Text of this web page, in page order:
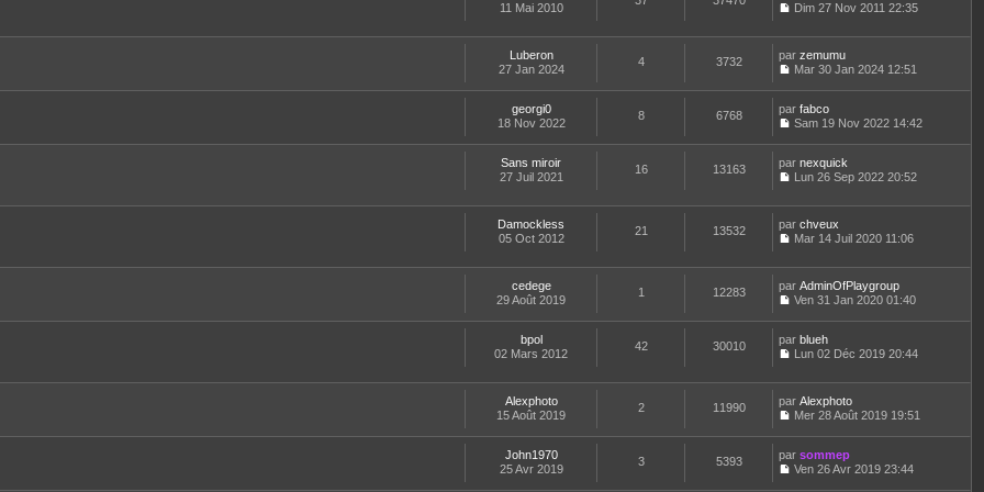
d
n
m
e
s
s
a
r
e
d
e
r
n
e
r
m
s
s
a
11 Mai 2010
s
u
l
t
e
l
e
d
r
i
e
e
s
s
g
e
Dim 27 Nov 2011 22:35
Luberon
27 Jan 2024
4 3732 par zemumu
o
n
s
t
e
l
e
d
r
i
r
m
e
s
g
e
Mar 30 Jan 2024 12:51
georgi0
18 Nov 2022
8 6768 par fabco
o
n
s
l
t
e
d
e
r
i
e
e
s
s
g
e
Sam 19 Nov 2022 14:42
Sans miroir
27 Juil 2021
16 13163 par nexquick
s
u
e
r
d
e
n
i
e
e
s
s
Lun 26 Sep 2022 20:52
Damockless
05 Oct 2012
21 13532 par chveux
s
u
l
t
e
d
e
r
i
Mar 14 Juil 2020 11:06
cedege
29 Août 2019
1 12283 par AdminOfPlaygroup
o
n
s
l
t
e
l
e
d
Ven 31 Jan 2020 01:40
bpol
02 Mars 2012
42 30010 par blueh
s
u
l
t
e
Lun 02 Déc 2019 20:44
Alexphoto
15 Août 2019
2 11990 par Alexphoto
o
n
s
Mer 28 Août 2019 19:51
John1970
25 Avr 2019
3 5393 par sommep
Ven 26 Avr 2019 23:44